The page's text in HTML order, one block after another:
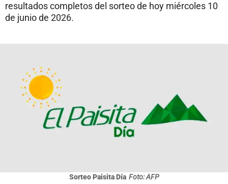
resultados completos del sorteo de hoy miércoles 10
de junio de 2026.
Sorteo Paisita Día Foto: AFP